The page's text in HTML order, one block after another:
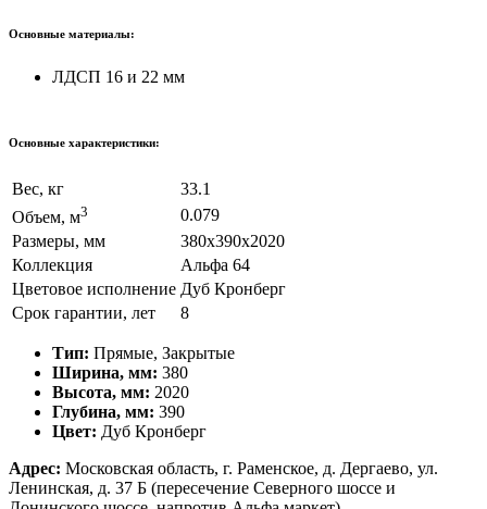
Основные материалы:
ЛДСП 16 и 22 мм
Основные характеристики:
Вес, кг
33.1
Объем, м3
0.079
Размеры, мм
380х390х2020
Коллекция
Альфа 64
Цветовое исполнение Дуб Кронберг
Срок гарантии, лет
8
Тип: Прямые, Закрытые
Ширина, мм: 380
Высота, мм: 2020
Глубина, мм: 390
Цвет: Дуб Кронберг
Адрес: Московская область, г. Раменское, д. Дергаево, ул.
Ленинская, д. 37 Б (пересечение Северного шоссе и